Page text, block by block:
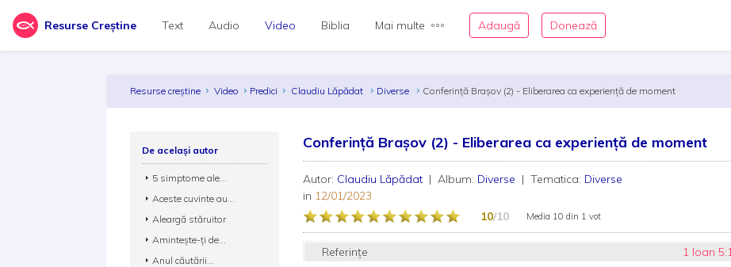
Resurse Creștine Text Audio Video Biblia Mai multe Adaugă Donează
Resurse creștine Video Predici Claudiu Lăpădat Diverse Conferință Brașov (2) - Eliberarea ca experiență de moment
Conferință Brașov (2) - Eliberarea ca experiență de moment
Autor: Claudiu Lăpădat | Album: Diverse | Tematica: Diverse
in 12/01/2023
10/10 Media 10 din 1 vot
Referințe 1 Ioan
De același autor
5 simptome ale...
Aceste cuvinte au...
Aleargă stăruitor
Amintește-ți de...
Anul căutării...